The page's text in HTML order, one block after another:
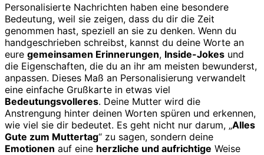
Personalisierte Nachrichten haben eine besondere
Bedeutung, weil sie zeigen, dass du dir die Zeit
genommen hast, speziell an sie zu denken. Wenn du
handgeschrieben schreibst, kannst du deine Worte an
eure gemeinsamen Erinnerungen, Inside-Jokes und
die Eigenschaften, die du an ihr am meisten bewunderst,
anpassen. Dieses Maß an Personalisierung verwandelt
eine einfache Grußkarte in etwas viel
Bedeutungsvolleres. Deine Mutter wird die
Anstrengung hinter deinen Worten spüren und erkennen,
wie viel sie dir bedeutet. Es geht nicht nur darum, „Alles
Gute zum Muttertag“ zu sagen, sondern deine
Emotionen auf eine herzliche und aufrichtige Weise